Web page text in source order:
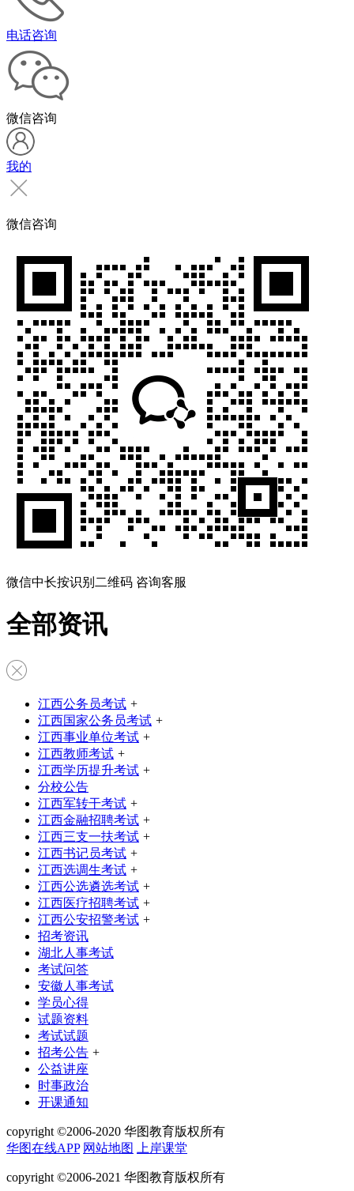
电话咨询
微信咨询
我的
微信咨询
微信中长按识别二维码 咨询客服
全部资讯
江西公务员考试 +
江西国家公务员考试 +
江西事业单位考试 +
江西教师考试 +
江西学历提升考试 +
分校公告
江西军转干考试 +
江西金融招聘考试 +
江西三支一扶考试 +
江西书记员考试 +
江西选调生考试 +
江西公选遴选考试 +
江西医疗招聘考试 +
江西公安招警考试 +
招考资讯
湖北人事考试
考试问答
安徽人事考试
学员心得
试题资料
考试试题
招考公告 +
公益讲座
时事政治
开课通知
copyright ©2006-2020 华图教育版权所有
华图在线APP 网站地图 上岸课堂
copyright ©2006-2021 华图教育版权所有